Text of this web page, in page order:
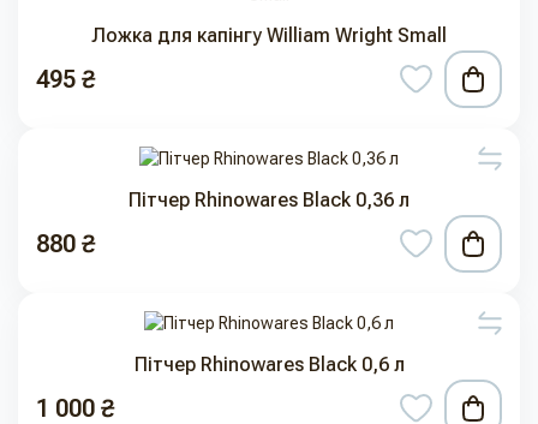
Ложка для капінгу William Wright Small
495 ₴
Пітчер Rhinowares Black 0,36 л
880 ₴
Пітчер Rhinowares Black 0,6 л
1 000 ₴